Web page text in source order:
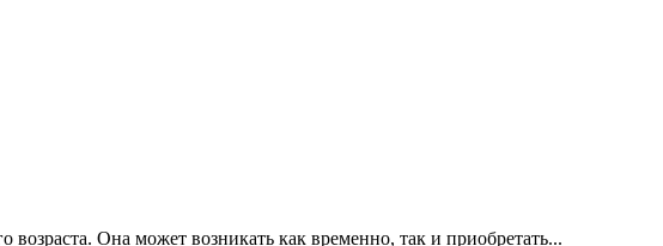
Она может возникать как временно, так и приобретать...